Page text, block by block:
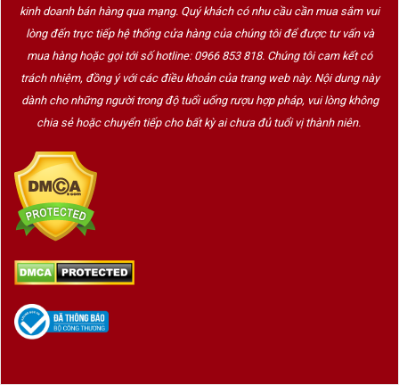
kinh doanh bán hàng qua mạng. Quý khách có nhu cầu cần mua sắm vui
lòng đến trực tiếp hệ thống cửa hàng của chúng tôi để được tư vấn và
mua hàng hoặc gọi tới số hotline: 0966 853 818. Chúng tôi cam kết có
trách nhiệm, đồng ý với các điều khoản của trang web này. Nội dung này
dành cho những người trong độ tuổi uống rượu hợp pháp, vui lòng không
chia sẻ hoặc chuyển tiếp cho bất kỳ ai chưa đủ tuổi vị thành niên.